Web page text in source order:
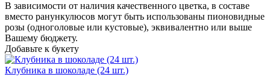
В зависимости от наличия качественного цветка, в составе
вместо ранункулюсов могут быть использованы пионовидные
розы (одноголовые или кустовые), эквивалентно или выше
Вашему бюджету.
Добавьте к букету
Клубника в шоколаде (24 шт.)